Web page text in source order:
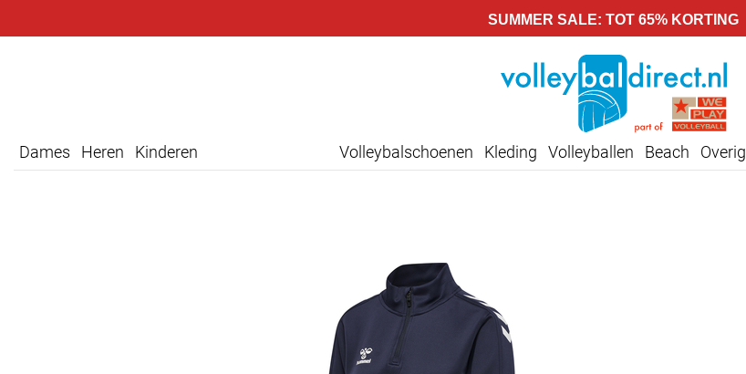
SUMMER SALE: TOT 65% KORTING
Dames Heren Kinderen Volleybalschoenen Kleding Volleyballen Beach Overig